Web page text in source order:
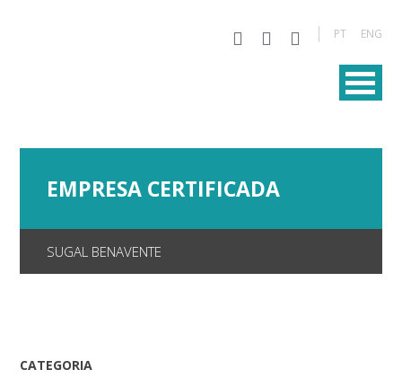
PT ENG
EMPRESA CERTIFICADA
SUGAL BENAVENTE
CATEGORIA